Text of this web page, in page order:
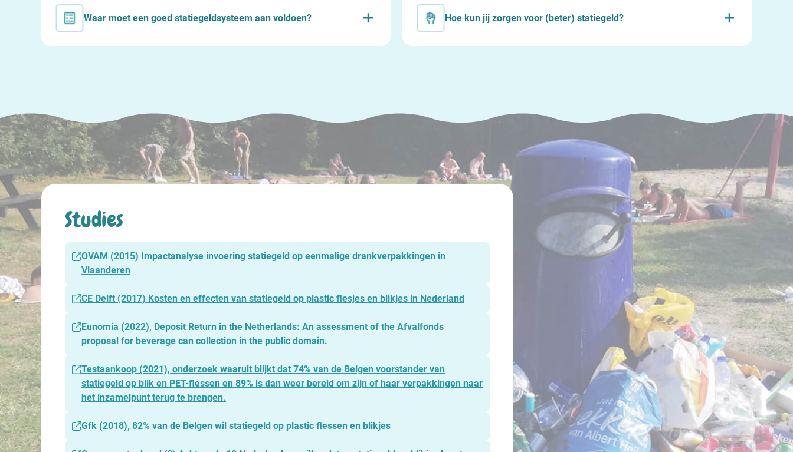
Waar moet een goed statiegeldsysteem aan voldoen? Hoe kun jij zorgen voor (beter) statiegeld?
Studies​
OVAM (2015) Impactanalyse invoering statiegeld op eenmalige drankverpakkingen in
Vlaanderen
CE Delft (2017) Kosten en effecten van statiegeld op plastic flesjes en blikjes in Nederland
Eunomia (2022), Deposit Return in the Netherlands: An assessment of the Afvalfonds
proposal for beverage can collection in the public domain.
Testaankoop (2021), onderzoek waaruit blijkt dat 74% van de Belgen voorstander van
statiegeld op blik en PET-flessen en 89% is dan weer bereid om zijn of haar verpakkingen naar
het inzamelpunt terug te brengen.
Gfk (2018), 82% van de Belgen wil statiegeld op plastic flessen en blikjes